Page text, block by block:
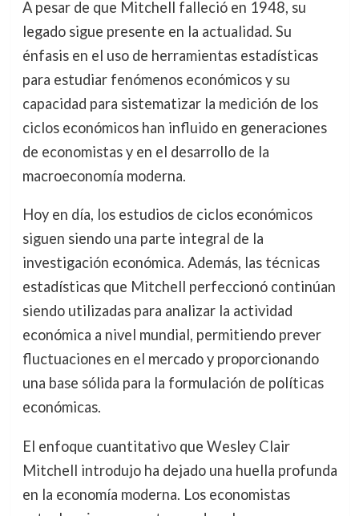
A pesar de que Mitchell falleció en 1948, su
legado sigue presente en la actualidad. Su
énfasis en el uso de herramientas estadísticas
para estudiar fenómenos económicos y su
capacidad para sistematizar la medición de los
ciclos económicos han influido en generaciones
de economistas y en el desarrollo de la
macroeconomía moderna.
Hoy en día, los estudios de ciclos económicos
siguen siendo una parte integral de la
investigación económica. Además, las técnicas
estadísticas que Mitchell perfeccionó continúan
siendo utilizadas para analizar la actividad
económica a nivel mundial, permitiendo prever
fluctuaciones en el mercado y proporcionando
una base sólida para la formulación de políticas
económicas.
El enfoque cuantitativo que Wesley Clair
Mitchell introdujo ha dejado una huella profunda
en la economía moderna. Los economistas